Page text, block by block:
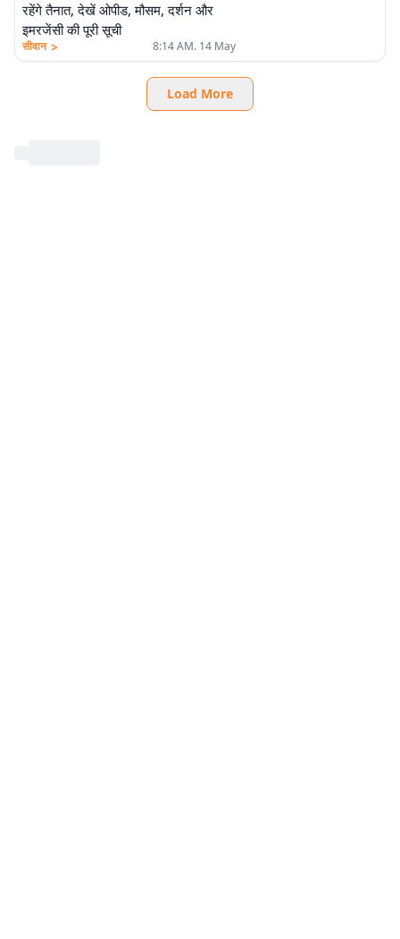
रहेंगे तैनात, देखें ओपीड, मौसम, दर्शन और
इमरजेंसी की पूरी सूची
सीवान > 8:14 AM. 14 May
Load More